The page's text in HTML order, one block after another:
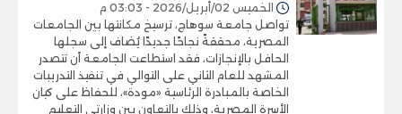
الخميس 02/أبريل/2026 - 03:03 م
تواصل جامعة سوهاج، ترسيخ مكانتها بين الجامعات
المصرية، محققةً نجاحًا جديدًا يُضاف إلى سجلها
الحافل بالإنجازات، فقد استطاعت الجامعة أن تتصدر
المشهد للعام الثاني على التوالي في تنفيذ التدريبات
الخاصة بالمبادرة الرئاسية «مودة»، للحفاظ على كيان
الأسرة المصرية، وذلك بالتعاون بين وزارتي التعليم